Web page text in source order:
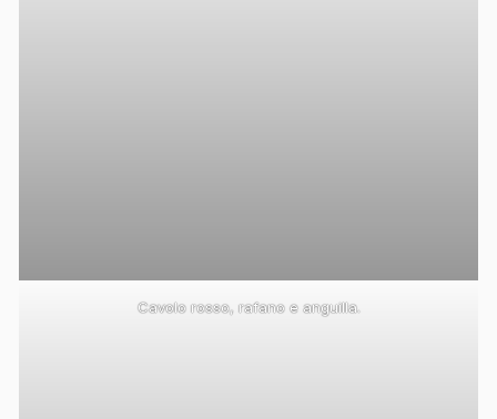
Cavolo rosso, rafano e anguilla.